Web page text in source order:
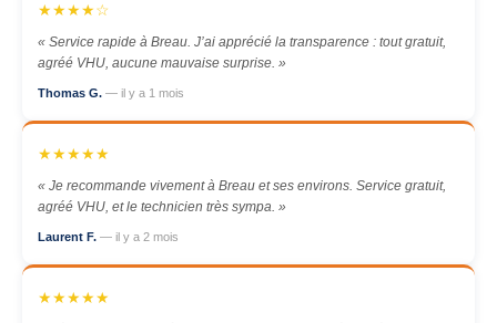
★★★★☆
« Service rapide à Breau. J’ai apprécié la transparence : tout gratuit,
agréé VHU, aucune mauvaise surprise. »
Thomas G. — il y a 1 mois
★★★★★
« Je recommande vivement à Breau et ses environs. Service gratuit,
agréé VHU, et le technicien très sympa. »
Laurent F. — il y a 2 mois
★★★★★